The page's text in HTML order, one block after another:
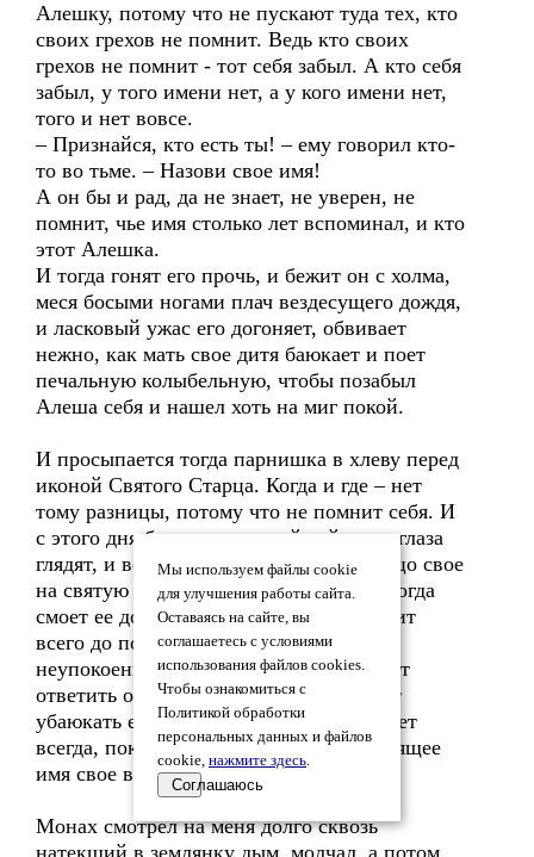
Алешку, потому что не пускают туда тех, кто
своих грехов не помнит. Ведь кто своих
грехов не помнит - тот себя забыл. А кто себя
забыл, у того имени нет, а у кого имени нет,
того и нет вовсе.
– Признайся, кто есть ты! – ему говорил кто-
то во тьме. – Назови свое имя!
А он бы и рад, да не знает, не уверен, не
помнит, чье имя столько лет вспоминал, и кто
этот Алешка.
И тогда гонят его прочь, и бежит он с холма,
меся босыми ногами плач вездесущего дождя,
и ласковый ужас его догоняет, обвивает
нежно, как мать свое дитя баюкает и поет
печальную колыбельную, чтобы позабыл
Алеша себя и нашел хоть на миг покой.
И просыпается тогда парнишка в хлеву перед
иконой Святого Старца. Когда и где – нет
тому разницы, потому что не помнит себя. И
с этого дня бредет, неспокойный, куда глаза
глядят, и вспоминает, кто он, меняя лицо свое
на святую личину и мучается и ждет, когда
смоет ее дождь забвения, себя вспомнит
всего до последней ядовитой капли
неупокоения… И когда вновь не сможет
ответить он голосу, кто он есть, придет
убаюкать его ласковый ужас. И так будет
всегда, пока не вспомнит Алеша настоящее
имя свое в перезвоне колоколов.
Монах смотрел на меня долго сквозь
натекший в землянку дым, молчал, а потом
Мы используем файлы cookie
для улучшения работы сайта.
Оставаясь на сайте, вы
соглашаетесь с условиями
использования файлов cookies.
Чтобы ознакомиться с
Политикой обработки
персональных данных и файлов
cookie, нажмите здесь.
Соглашаюсь